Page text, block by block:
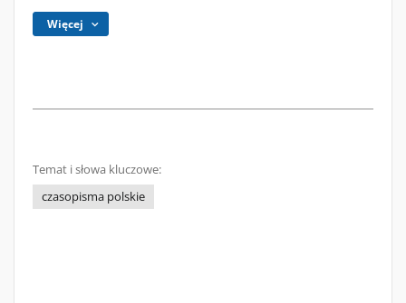
Więcej
Temat i słowa kluczowe:
czasopisma polskie